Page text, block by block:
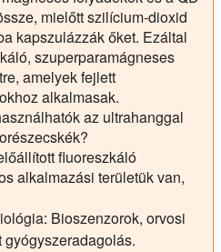
mielőtt szilícium-dioxid
kapszulázzák őket. Ezáltal
szuperparamágneses
amelyek fejlett
alkalmasak.
az ultrahanggal
fluoreszkáló
alkalmazási területük van,
Bioszenzorok, orvosi